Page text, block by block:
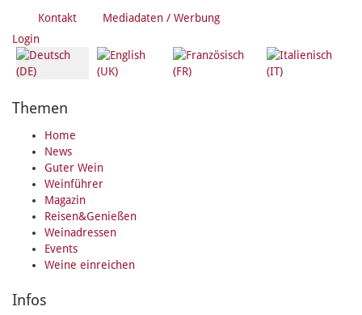
Kontakt
Mediadaten / Werbung
Login
Themen
Home
News
Guter Wein
Weinführer
Magazin
Reisen&Genießen
Weinadressen
Events
Weine einreichen
Infos